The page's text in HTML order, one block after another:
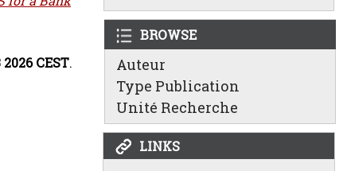
BROWSE
Auteur
Type Publication
Unité Recherche
LINKS
CEST.